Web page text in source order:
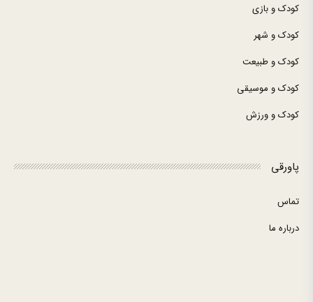
کودک و بازی
کودک و شهر
کودک و طبیعت
کودک و موسیقی
کودک و ورزش
پاورقی
تماس
درباره ما